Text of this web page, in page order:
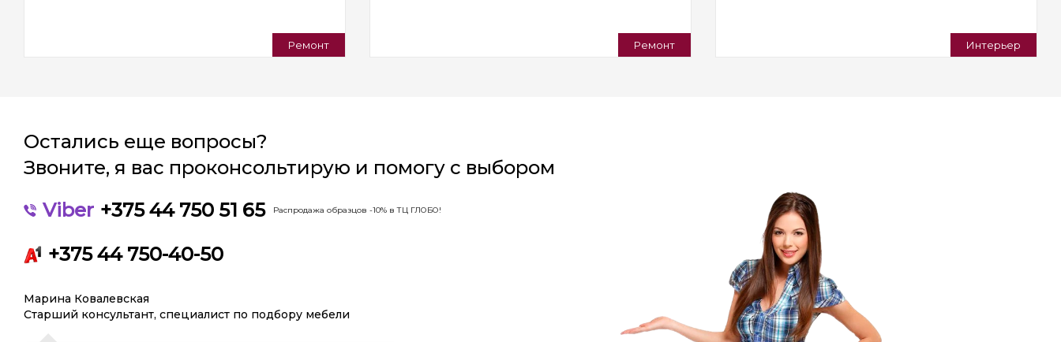
Ремонт Ремонт Интерьер
Остались еще вопросы?
Звоните, я вас проконсольтирую и помогу с выбором
Viber +375 44 750 51 65 Распродажа образцов -10% в ТЦ ГЛОБО!
+375 44 750-40-50
Марина Ковалевская
Старший консультант, специалист по подбору мебели